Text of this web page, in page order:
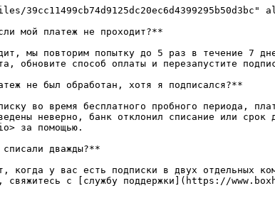
мой платеж не проходит?**
мы повторим попытку до 5 раз в течение 7
обновите способ оплаты и перезапустите
не был обработан, хотя я подписался?**
во время бесплатного пробного периода,
неверно, банк отклонил списание или
за помощью.
дважды?**
когда у вас есть подписки в двух отдельных